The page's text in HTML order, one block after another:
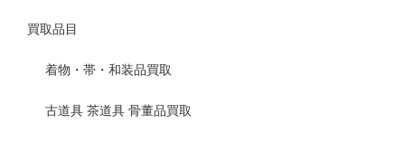
買取品目
着物・帯・和装品買取
古道具 茶道具 骨董品買取